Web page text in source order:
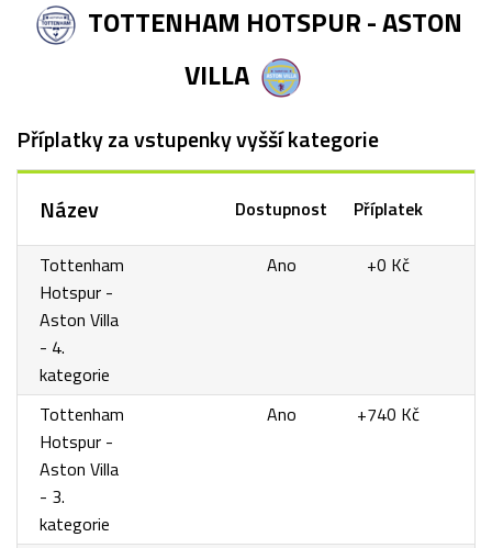
TOTTENHAM HOTSPUR - ASTON
VILLA
Příplatky za vstupenky vyšší kategorie
Název Dostupnost Příplatek
Tottenham
Hotspur -
Aston Villa
- 4.
kategorie
Ano +0 Kč
Tottenham
Hotspur -
Aston Villa
- 3.
kategorie
Ano +740 Kč